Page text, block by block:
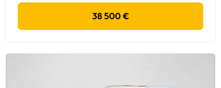
38 500 €